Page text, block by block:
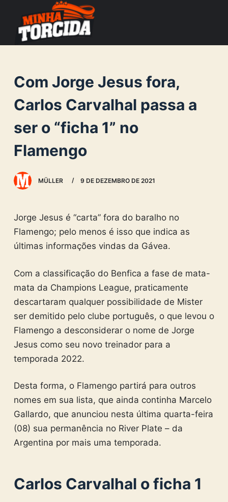
o
n
e
Com Jorge Jesus fora,
Carlos Carvalhal passa a
ser o “ficha 1” no
Flamengo
MÜLLER 9 DE DEZEMBRO DE 2021
Jorge Jesus é “carta” fora do baralho no
Flamengo; pelo menos é isso que indica as
últimas informações vindas da Gávea.
Com a classificação do Benfica a fase de mata-
mata da Champions League, praticamente
descartaram qualquer possibilidade de Mister
ser demitido pelo clube português, o que levou o
Flamengo a desconsiderar o nome de Jorge
Jesus como seu novo treinador para a
temporada 2022.
Desta forma, o Flamengo partirá para outros
nomes em sua lista, que ainda continha Marcelo
Gallardo, que anunciou nesta última quarta-feira
(08) sua permanência no River Plate – da
Argentina por mais uma temporada.
Carlos Carvalhal o ficha 1